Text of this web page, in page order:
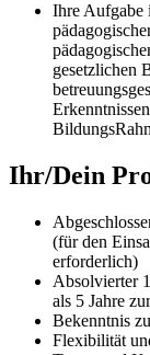
Ihre Aufgabe
gesetzlichen
Ihr/Dein
(für den
erforderlich)
Absolvierter
als 5 Jahre
Bekenntnis
Flexibilität